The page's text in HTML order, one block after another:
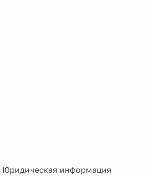
Юридическая информация